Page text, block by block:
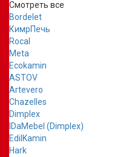
Смотреть все
Bordelet
КимрПечь
Rocal
Meta
Ecokamin
ASTOV
Artevero
Chazelles
Dimplex
IDaMebel (Dimplex)
EdilKamin
Hark